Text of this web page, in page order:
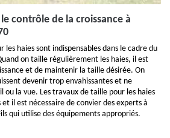
contrôle de la croissance à
les haies sont indispensables dans le cadre du
on taille régulièrement les haies, il est
et de maintenir la taille désirée. On
devenir trop envahissantes et ne
ou la vue. Les travaux de taille pour les haies
il est nécessaire de convier des experts à
qui utilise des équipements appropriés.